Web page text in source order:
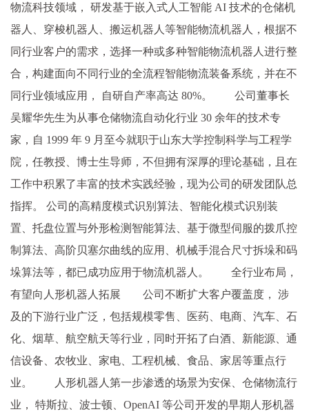
物流科技领域， 研发基于嵌入式人工智能 AI 技术的仓储机
器人、穿梭机器人、搬运机器人等智能物流机器人，根据不
同行业客户的需求，选择一种或多种智能物流机器人进行整
合，构建面向不同行业的全流程智能物流装备系统，并在不
同行业领域应用， 自研自产率高达 80%。 公司董事长
吴耀华先生为从事仓储物流自动化行业 30 余年的技术专
家，自 1999 年 9 月至今就职于山东大学控制科学与工程学
院，任教授、博士生导师，不但拥有深厚的理论基础，且在
工作中积累了丰富的技术实践经验，现为公司的研发团队总
指挥。 公司的高精度模式识别算法、智能化模式识别装
置、托盘位置与外形检测智能算法、基于微型伺服的拨爪控
制算法、高阶贝塞尔曲线的应用、机械手混合尺寸拆垛和码
垛算法等，都已成功应用于物流机器人。 全行业布局，
有望向人形机器人拓展 公司不断扩大客户覆盖度， 涉
及的下游行业广泛，包括规模零售、医药、电商、汽车、石
化、烟草、航空航天等行业，同时开拓了白酒、新能源、通
信设备、农牧业、家电、工程机械、食品、家居等重点行
业。 人形机器人第一步渗透的场景为安保、仓储物流行
业， 特斯拉、波士顿、OpenAI 等公司开发的早期人形机器